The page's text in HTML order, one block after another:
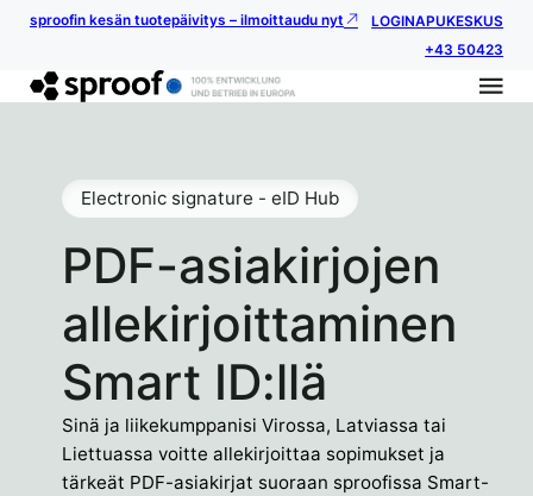
sproofin kesän tuotepäivitys – ilmoittaudu nyt LOGINAPUKESKUS
+43 50423
PDF-asiakirjojen
allekirjoittaminen
Smart ID:llä
Electronic signature - eID Hub
Sinä ja liikekumppanisi Virossa, Latviassa tai
Liettuassa voitte allekirjoittaa sopimukset ja
tärkeät PDF-asiakirjat suoraan sproofissa Smart-